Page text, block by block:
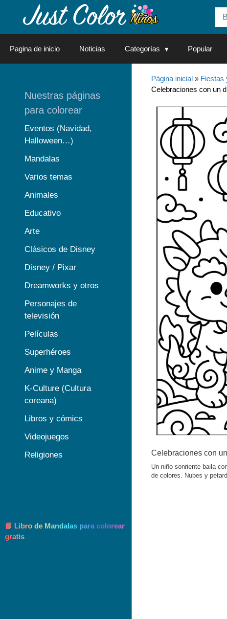
Pagina de inicio Noticias Categorías Popular
Página inicial» Fiestas
Celebraciones con un
Celebraciones con
Un niño sonriente baila
de colores. Nubes y
Nuestras páginas
para colorear
Eventos (Navidad,
Halloween…)
Mandalas
Varios temas
Animales
Educativo
Arte
Clásicos de Disney
Disney / Pixar
Dreamworks y otros
Personajes de
televisión
Películas
Superhéroes
Anime y Manga
K-Culture (Cultura
coreana)
Libros y cómics
Videojuegos
Religiones
📘 Libro de Mandalas para colorear
gratis